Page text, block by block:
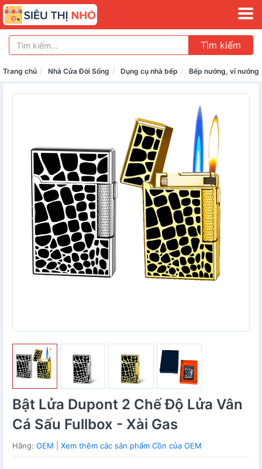
Tìm kiếm
Trang chủ Nhà Cửa Đời Sống Dụng cụ nhà bếp Bếp nướng, vỉ nướng
Bật Lửa Dupont 2 Chế Độ Lửa Vân
Cá Sấu Fullbox - Xài Gas
Hãng: OEM Xem thêm các sản phẩm Cồn của OEM